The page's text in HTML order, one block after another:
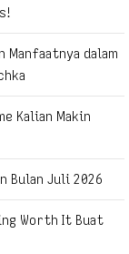
Manfaatnya dalam
Kalian Makin
Bulan Juli 2026
Worth It Buat